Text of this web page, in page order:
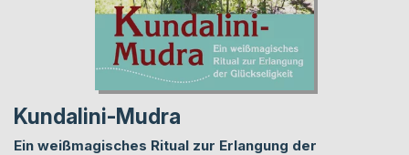
Kundalini-Mudra
Ein weißmagisches Ritual zur Erlangung der